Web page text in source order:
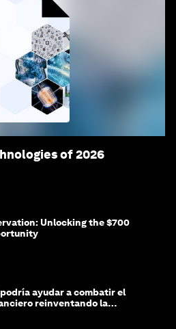
of 2026
Unlocking the $700
podría ayudar a combatir el
reinventando la